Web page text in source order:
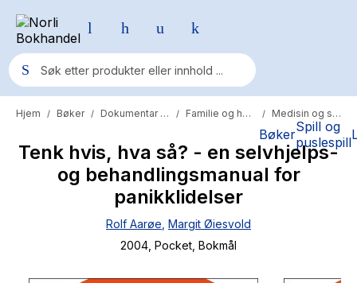
BøkerSpill og
puslespill
Populære søk
Pokemon
One piece
Fury Bound - Sable Sorensen
Hjem / Bøker / Dokumentar og fakta / Familie og helse / Medisin og sykdom
Tenk hvis, hva så? - en selvhjelps-
og behandlingsmanual for
panikklidelser
Rolf Aarøe Margit Øiesvold
2004 , Pocket , Bokmål